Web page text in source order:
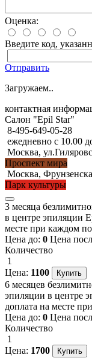
Оценка:
Введите код,
Отправить
Загружаем..
контактная
Салон "Epil Star"
8-495-649-05-28
ежедневно с 10.00
Москва,
Проспект мира
Москва,
Парк культуры
3 месяца
в центре эпиляции
месте при каждом
Цена до: 0 Цена
Количество
1
Цена: 1100
6 месяцев
эпиляции в центре
доплата на месте
Цена до: 0 Цена
Количество
1
Цена: 1700